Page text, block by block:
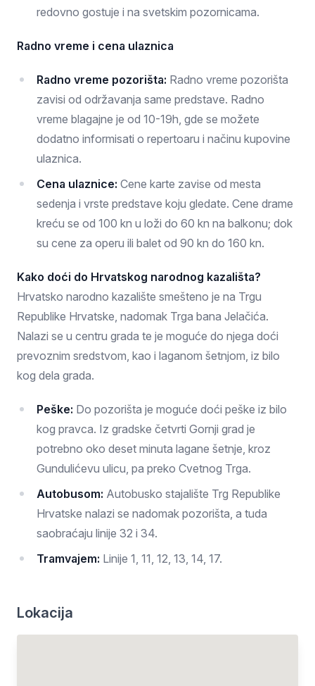
redovno gostuje i na svetskim pozornicama.
Radno vreme i cena ulaznica
Radno vreme pozorišta: Radno vreme pozorišta
zavisi od održavanja same predstave. Radno
vreme blagajne je od 10-19h, gde se možete
dodatno informisati o repertoaru i načinu kupovine
ulaznica.
Cena ulaznice: Cene karte zavise od mesta
sedenja i vrste predstave koju gledate. Cene drame
kreću se od 100 kn u loži do 60 kn na balkonu; dok
su cene za operu ili balet od 90 kn do 160 kn.
Kako doći do Hrvatskog narodnog kazališta?
Hrvatsko narodno kazalište smešteno je na Trgu
Republike Hrvatske, nadomak Trga bana Jelačića.
Nalazi se u centru grada te je moguće do njega doći
prevoznim sredstvom, kao i laganom šetnjom, iz bilo
kog dela grada.
Peške: Do pozorišta je moguće doći peške iz bilo
kog pravca. Iz gradske četvrti Gornji grad je
potrebno oko deset minuta lagane šetnje, kroz
Gundulićevu ulicu, pa preko Cvetnog Trga.
Autobusom: Autobusko stajalište Trg Republike
Hrvatske nalazi se nadomak pozorišta, a tuda
saobraćaju linije 32 i 34.
Tramvajem: Linije 1, 11, 12, 13, 14, 17.
Lokacija